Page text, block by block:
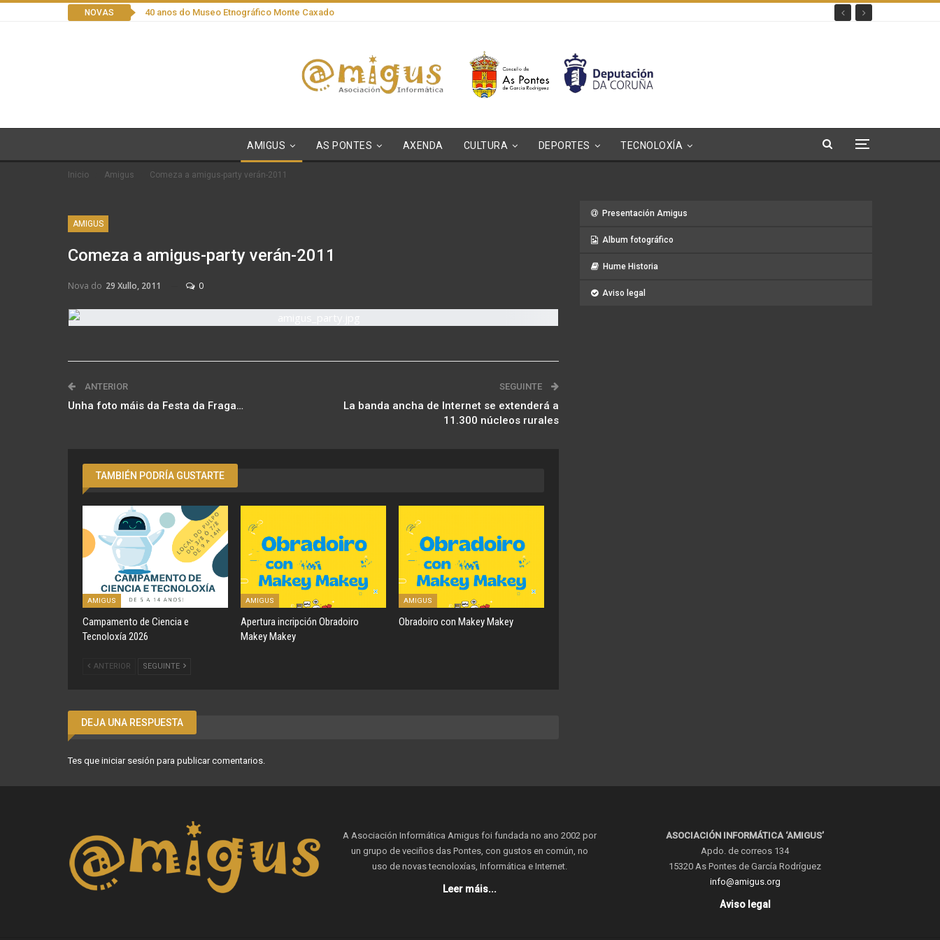
NOVAS 40 anos do Museo Etnográfico Monte Caxado
AMIGUS AS PONTES AXENDA CULTURA DEPORTES TECNOLOXÍA
Inicio Amigus Comeza a amigus-party verán-2011
AMIGUS
Comeza a amigus-party verán-2011
Nova do 29 Xullo, 2011 0
ANTERIOR
Unha foto máis da Festa da Fraga…
SEGUINTE
La banda ancha de Internet se extenderá a
11.300 núcleos rurales
TAMBIÉN PODRÍA GUSTARTE
AMIGUS
Campamento de Ciencia e
Tecnoloxía 2026
AMIGUS
Apertura incripción Obradoiro
Makey Makey
AMIGUS
Obradoiro con Makey Makey
ANTERIOR SEGUINTE
DEJA UNA RESPUESTA
Tes que iniciar sesión para publicar comentarios.
Presentación Amigus
Album fotográfico
Hume Historia
Aviso legal
A Asociación Informática Amigus foi fundada no ano 2002 por
un grupo de veciños das Pontes, con gustos en común, no
uso de novas tecnoloxías, Informática e Internet.
Leer máis...
ASOCIACIÓN INFORMÁTICA ‘AMIGUS’
Apdo. de correos 134
15320 As Pontes de García Rodríguez
info@amigus.org
Aviso legal